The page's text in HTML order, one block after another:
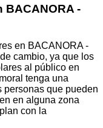
BACANORA -
en BACANORA -
cambio, ya que los
al público en
tenga una
personas que pueden
en alguna zona
con la